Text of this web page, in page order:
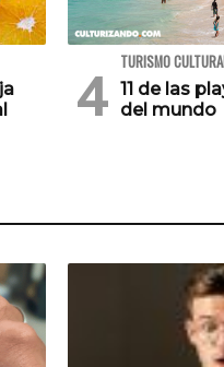
TURISMO
11 de las
del mundo